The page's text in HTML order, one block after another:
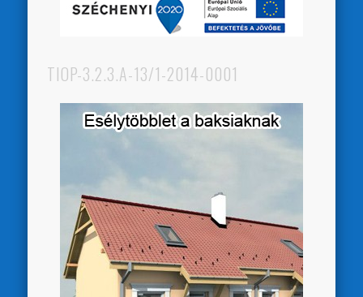
TIOP-3.2.3.A-13/1-2014-0001